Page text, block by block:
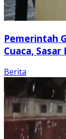
Pemerintah
Cuaca,
Berita